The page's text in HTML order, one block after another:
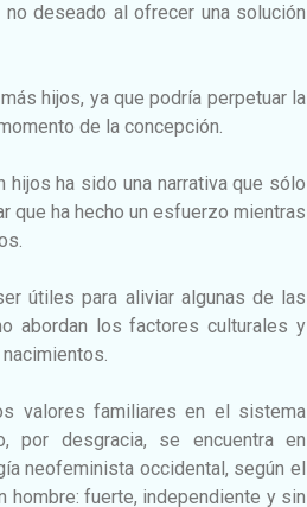
deseado al ofrecer una solución
hijos, ya que podría perpetuar la
de la concepción.
hijos ha sido una narrativa que sólo
que ha hecho un esfuerzo mientras
útiles para aliviar algunas de las
abordan los factores culturales y
valores familiares en el sistema
por desgracia, se encuentra en
neofeminista occidental, según el
hombre: fuerte, independiente y sin